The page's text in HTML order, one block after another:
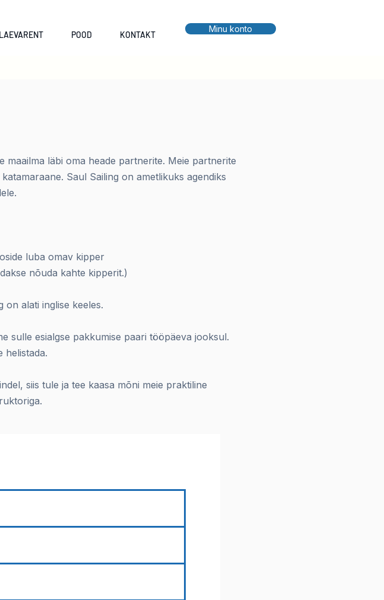
LAEVARENT POOD KONTAKT
Minu konto
maailma läbi oma heade partnerite. Meie partnerite
Saul Sailing on ametlikuks agendiks
luba omav kipper
nõuda kahte kipperit.)
on alati inglise keeles.
sulle esialgse pakkumise paari tööpäeva jooksul.
helistada.
siis tule ja tee kaasa mõni meie praktiline